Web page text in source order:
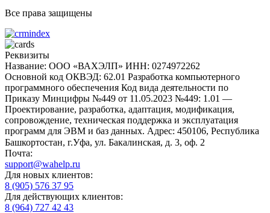
Все права защищены
Реквизиты
Название: ООО «ВАХЭЛП» ИНН: 0274972262
Основной код ОКВЭД: 62.01 Разработка компьютерного
программного обеспечения Код вида деятельности по
Приказу Минцифры №449 от 11.05.2023 №449: 1.01 —
Проектирование, разработка, адаптация, модификация,
сопровождение, техническая поддержка и эксплуатация
программ для ЭВМ и баз данных. Адрес: 450106, Республика
Башкортостан, г.Уфа, ул. Бакалинская, д. 3, oф. 2
Почта:
support@wahelp.ru
Для новых клиентов:
8 (905) 576 37 95
Для действующих клиентов:
8 (964) 727 42 43